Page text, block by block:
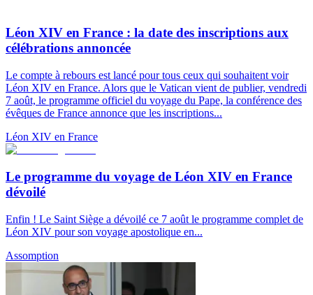
Léon XIV en France : la date des inscriptions aux
célébrations annoncée
Le compte à rebours est lancé pour tous ceux qui souhaitent voir
Léon XIV en France. Alors que le Vatican vient de publier, vendredi
7 août, le programme officiel du voyage du Pape, la conférence des
évêques de France annonce que les inscriptions...
Léon XIV en France
Le programme du voyage de Léon XIV en France
dévoilé
Enfin ! Le Saint Siège a dévoilé ce 7 août le programme complet de
Léon XIV pour son voyage apostolique en...
Assomption